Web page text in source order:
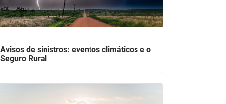
Avisos de sinistros: eventos climáticos e o
Seguro Rural